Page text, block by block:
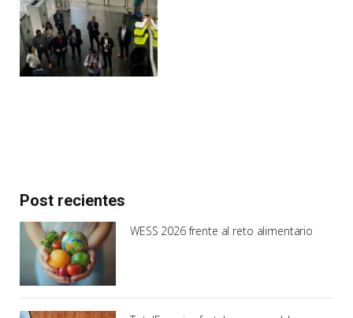
Post recientes
WESS 2026 frente al reto alimentario